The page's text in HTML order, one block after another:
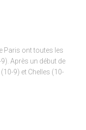
Paris ont toutes les
Après un début de
9) et Chelles (10-